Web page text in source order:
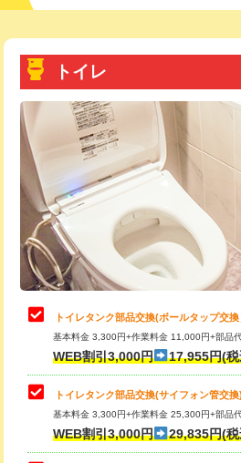
トイレ
トイレタンク部品交換(ボールタップ交換
基本料金 3,300円+作業料金 11,000円+部品
WEB割引3,000円 17,955円(
トイレタンク部品交換(サイフォン管交換)
基本料金 3,300円+作業料金 25,300円+部品
WEB割引3,000円 29,835円(